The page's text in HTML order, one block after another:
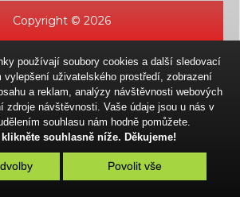
Copyright © 2026
používají soubory cookies a další sledovací
vylepšení uživatelského prostředí, zobrazení
a reklam, analýzy návštěvnosti webových
zdroje návštěvnosti. Vaše údaje jsou u nás v
souhlasu nám hodně pomůžete.
souhlasně níže. Děkujeme!
Povolit vše